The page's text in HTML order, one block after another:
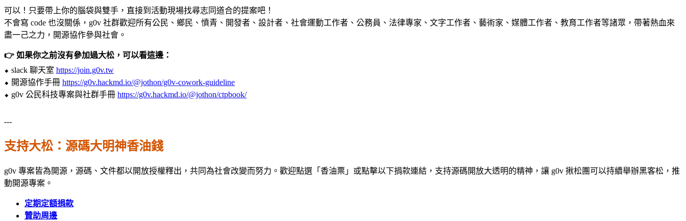
可以！只要帶上你的腦袋與雙手，直接到活動現場找尋志同道合的提案吧！
不會寫 code 也沒關係，g0v 社群歡迎所有公民、鄉民、憤青、開發者、設計者、社會運動工作者、公務員、法律專家、文字工作者、藝術家、媒體工作者、教育工作者等諸眾，帶著熱血來
盡一己之力，開源協作參與社會。
👉 如果你之前沒有參加過大松，可以看這邊：
⬥ slack 聊天室 https://join.g0v.tw
⬥ 開源協作手冊 https://g0v.hackmd.io/@jothon/g0v-cowork-guideline
⬥ g0v 公民科技專案與社群手冊 https://g0v.hackmd.io/@jothon/ctpbook/
---
支持大松：源碼大明神香油錢
g0v 專案皆為開源，源碼、文件都以開放授權釋出，共同為社會改變而努力。歡迎點選「香油票」或點擊以下捐款連結，支持源碼開放大透明的精神，讓 g0v 揪松團可以持續舉辦黑客松，推
動開源專案。
定期定額捐款
贊助周邊